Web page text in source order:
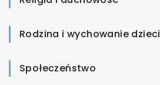
Rodzina i wychowanie dzieci
Społeczeństwo